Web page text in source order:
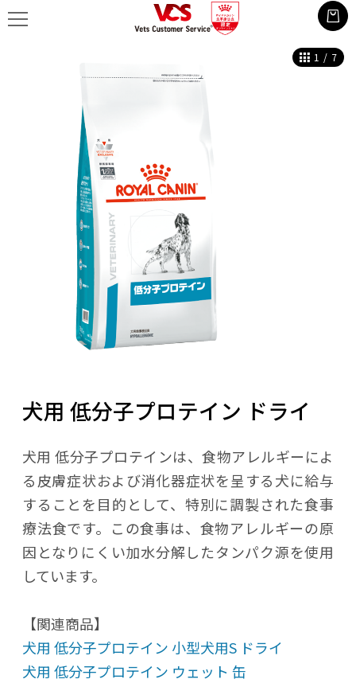
1 / 7
犬用 低分子プロテイン ドライ
犬用 低分子プロテインは、食物アレルギーによ
る皮膚症状および消化器症状を呈する犬に給与
することを目的として、特別に調製された食事
療法食です。この食事は、食物アレルギーの原
因となりにくい加水分解したタンパク源を使用
しています。
【関連商品】
犬用 低分子プロテイン 小型犬用S ドライ
犬用 低分子プロテイン ウェット 缶